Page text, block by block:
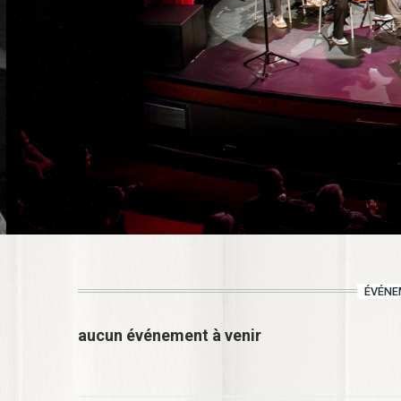
aucun événement à venir